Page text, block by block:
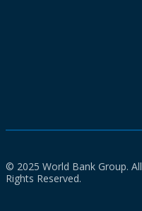
© 2025 World Bank Group. All
Rights Reserved.